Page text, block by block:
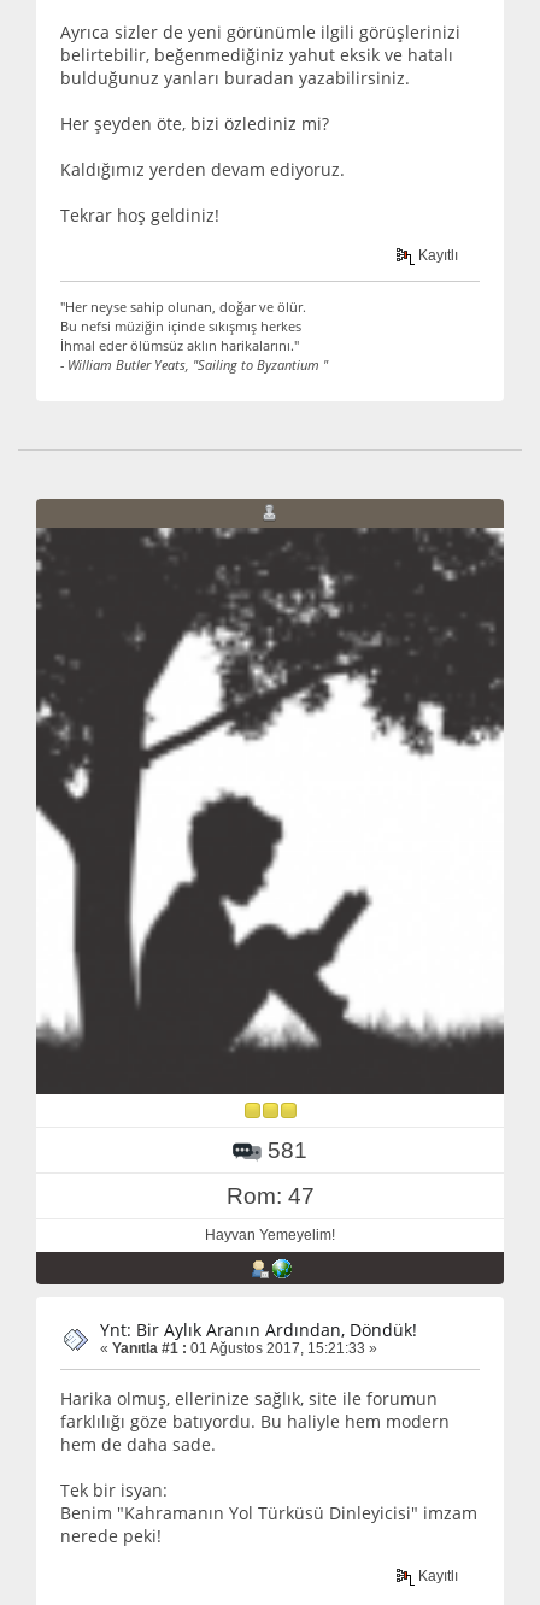
Ayrıca sizler de yeni görünümle ilgili görüşlerinizi
belirtebilir, beğenmediğiniz yahut eksik ve hatalı
bulduğunuz yanları buradan yazabilirsiniz.
Her şeyden öte, bizi özlediniz mi?
Kaldığımız yerden devam ediyoruz.
Tekrar hoş geldiniz!
Kayıtlı
"Her neyse sahip olunan, doğar ve ölür.
Bu nefsi müziğin içinde sıkışmış herkes
İhmal eder ölümsüz aklın harikalarını."
- William Butler Yeats, "Sailing to Byzantium "
581
Rom: 47
Hayvan Yemeyelim!
Ynt: Bir Aylık Aranın Ardından, Döndük!
« Yanıtla #1 : 01 Ağustos 2017, 15:21:33 »
Harika olmuş, ellerinize sağlık, site ile forumun
farklılığı göze batıyordu. Bu haliyle hem modern
hem de daha sade.
Tek bir isyan:
Benim "Kahramanın Yol Türküsü Dinleyicisi" imzam
nerede peki!
Kayıtlı